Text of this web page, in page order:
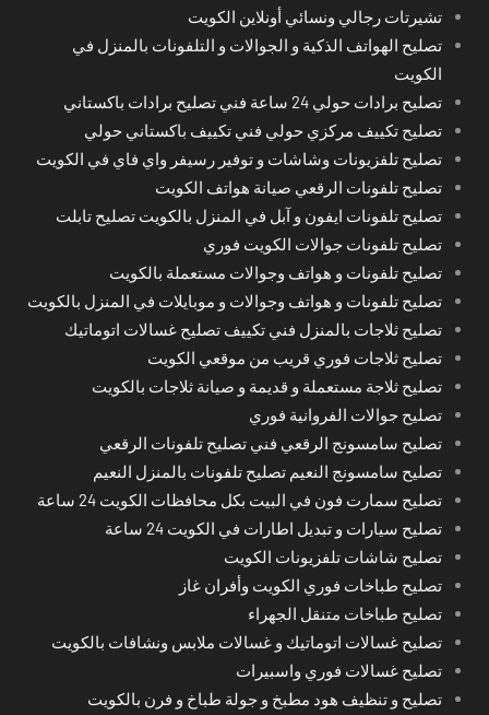
تشيرتات رجالي ونسائي أونلاين الكويت
تصليح الهواتف الذكية و الجوالات و التلفونات بالمنزل في
الكويت
تصليح برادات حولي 24 ساعة فني تصليح برادات باكستاني
تصليح تكييف مركزي حولي فني تكييف باكستاني حولي
تصليح تلفزيونات وشاشات و توفير رسيفر واي فاي في الكويت
تصليح تلفونات الرقعي صيانة هواتف الكويت
تصليح تلفونات ايفون و آبل في المنزل بالكويت تصليح تابلت
تصليح تلفونات جوالات الكويت فوري
تصليح تلفونات و هواتف وجوالات مستعملة بالكويت
تصليح تلفونات و هواتف وجوالات و موبايلات في المنزل بالكويت
تصليح ثلاجات بالمنزل فني تكييف تصليح غسالات اتوماتيك
تصليح ثلاجات فوري قريب من موقعي الكويت
تصليح ثلاجة مستعملة و قديمة و صيانة ثلاجات بالكويت
تصليح جوالات الفروانية فوري
تصليح سامسونج الرقعي فني تصليح تلفونات الرقعي
تصليح سامسونج النعيم تصليح تلفونات بالمنزل النعيم
تصليح سمارت فون في البيت بكل محافظات الكويت 24 ساعة
تصليح سيارات و تبديل اطارات في الكويت 24 ساعة
تصليح شاشات تلفزيونات الكويت
تصليح طباخات فوري الكويت وأفران غاز
تصليح طباخات متنقل الجهراء
تصليح غسالات اتوماتيك و غسالات ملابس ونشافات بالكويت
تصليح غسالات فوري واسبيرات
تصليح و تنظيف هود مطبخ و جولة طباخ و فرن بالكويت